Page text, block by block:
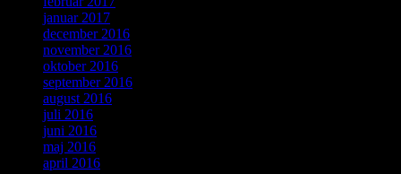
januar 2017
december 2016
november 2016
oktober 2016
september 2016
august 2016
juli 2016
juni 2016
maj 2016
april 2016